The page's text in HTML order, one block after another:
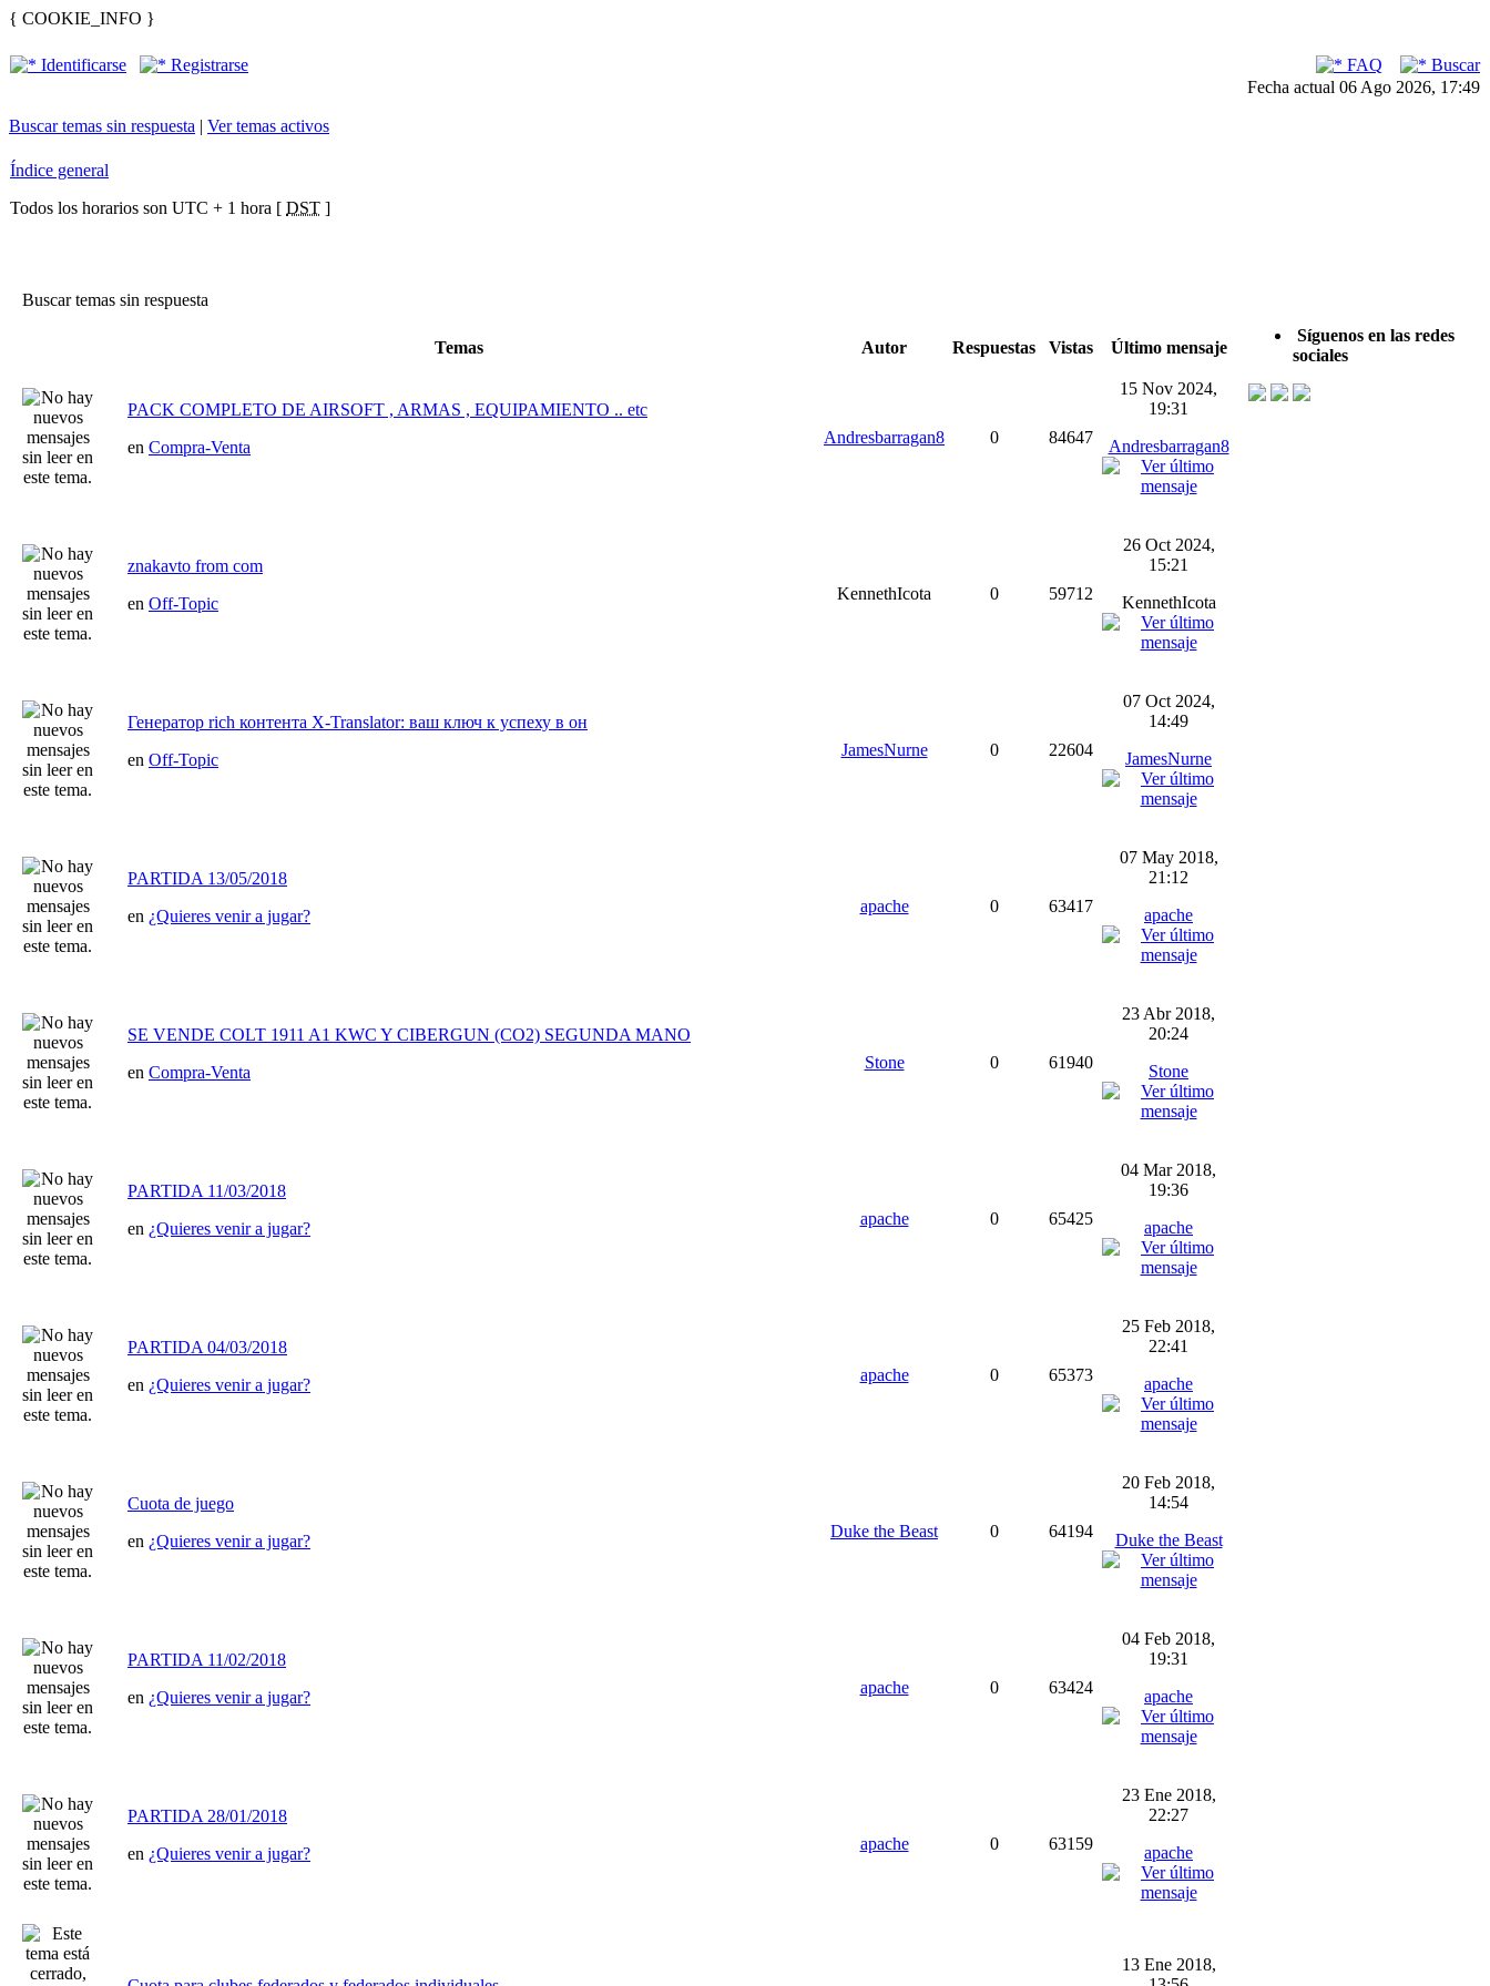
{ COOKIE_INFO }
Identificarse Registrarse FAQ
Buscar
Fecha actual 06 Ago 2026, 17:49
Buscar temas sin respuesta | Ver temas activos
Índice general
Todos los horarios son UTC + 1 hora [ DST ]
Buscar temas sin respuesta
Temas Autor Respuestas Vistas Último mensaje
PACK COMPLETO DE AIRSOFT , ARMAS , EQUIPAMIENTO .. etc
en Compra-Venta
Andresbarragan8 0 84647
15 Nov 2024,
19:31
Andresbarragan8
znakavto from com
en Off-Topic
KennethIcota 0 59712
26 Oct 2024,
15:21
KennethIcota
Генератор rich контента X-Translator: ваш ключ к успеху в он
en Off-Topic
JamesNurne 0 22604
07 Oct 2024,
14:49
JamesNurne
PARTIDA 13/05/2018
en ¿Quieres venir a jugar?
apache 0 63417
07 May 2018,
21:12
apache
SE VENDE COLT 1911 A1 KWC Y CIBERGUN (CO2) SEGUNDA MANO
en Compra-Venta
Stone 0 61940
23 Abr 2018,
20:24
Stone
PARTIDA 11/03/2018
en ¿Quieres venir a jugar?
apache 0 65425
04 Mar 2018,
19:36
apache
PARTIDA 04/03/2018
en ¿Quieres venir a jugar?
apache 0 65373
25 Feb 2018,
22:41
apache
Cuota de juego
en ¿Quieres venir a jugar?
Duke the Beast 0 64194
20 Feb 2018,
14:54
Duke the Beast
PARTIDA 11/02/2018
en ¿Quieres venir a jugar?
apache 0 63424
04 Feb 2018,
19:31
apache
PARTIDA 28/01/2018
en ¿Quieres venir a jugar?
apache 0 63159
23 Ene 2018,
22:27
apache
13 Ene 2018,
Síguenos en las redes
sociales